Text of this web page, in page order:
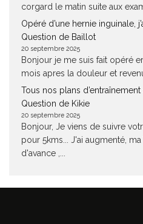
corgard le matin suite aux
Opéré d’une hernie inguinale,
Question de Baillot
20 septembre 2025
Bonjour je me suis fait opéré
mois apres la douleur et
Tous nos plans
Question de Kikie
20 septembre 2025
Bonjour, Je viens de suivre
pour 5kms... J'ai augmenté,
d'avance ,...